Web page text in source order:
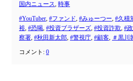
国内ニュース, 時事
#YouTuber, #ファンド, #みゅーつー, #久積
裕, #恐喝, #投資ブラザーズ, #投資詐欺, #
察署, #秋田新太郎, #警視庁, #顧客, ＃黒川
コメント: 0